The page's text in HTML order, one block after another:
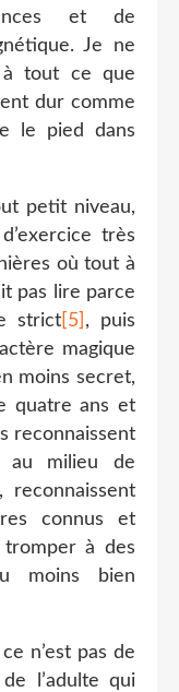
et de
Je ne
à tout ce que
dur comme
le pied dans
petit niveau,
très
où tout à
pas lire parce
strict [5] , puis
magique
moins secret,
quatre ans et
reconnaissent
au milieu de
reconnaissent
connus et
tromper à des
moins bien
n’est pas de
l’adulte qui